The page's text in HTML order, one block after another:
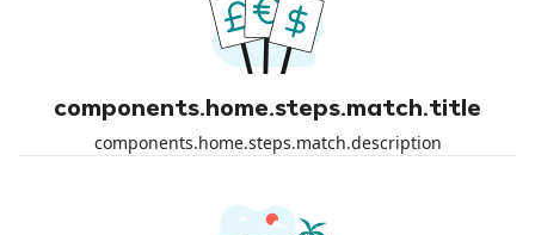
components.home.steps.match.title
components.home.steps.match.description